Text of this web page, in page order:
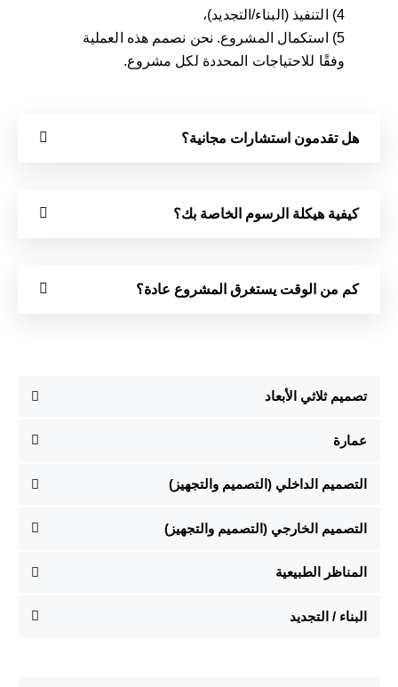
تصميم ثلاثي الأبعاد
عمارة
التصميم الداخلي (التصميم والتجهيز)
التصميم الخارجي (التصميم والتجهيز)
المناظر الطبيعية
البناء / التجديد
4) التنفيذ (البناء/التجديد)،
5) استكمال المشروع. نحن نصمم هذه العملية
وفقًا للاحتياجات المحددة لكل مشروع.
هل تقدمون استشارات مجانية؟
كيفية هيكلة الرسوم الخاصة بك؟
كم من الوقت يستغرق المشروع عادة؟